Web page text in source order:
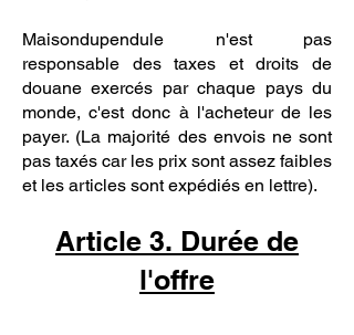
Maisondupendule n'est pas
responsable des taxes et droits de
douane exercés par chaque pays du
monde, c'est donc à l'acheteur de les
payer. (La majorité des envois ne sont
pas taxés car les prix sont assez faibles
et les articles sont expédiés en lettre).
Article 3. Durée de
l'offre